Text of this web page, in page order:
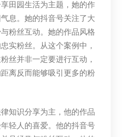
田园生活为主题，她的作
息。她的抖音号关注了大
粉丝互动。她的作品风格
实粉丝。从这个案例中，
丝并非一定要进行互动，
离反而能够吸引更多的粉
知识分享为主，他的作品
轻人的喜爱。他的抖音号